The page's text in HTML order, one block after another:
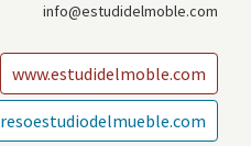
info@estudidelmoble.com
www.estudidelmoble.com